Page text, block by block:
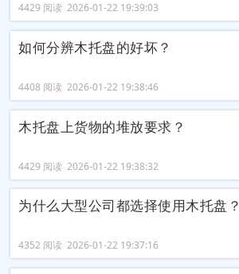
4429 阅读 2026-01-22 19:39:03
如何分辨木托盘的好坏？
4408 阅读 2026-01-22 19:38:46
木托盘上货物的堆放要求？
4429 阅读 2026-01-22 19:38:32
为什么大型公司都选择使用木托盘？
4352 阅读 2026-01-22 19:37:16